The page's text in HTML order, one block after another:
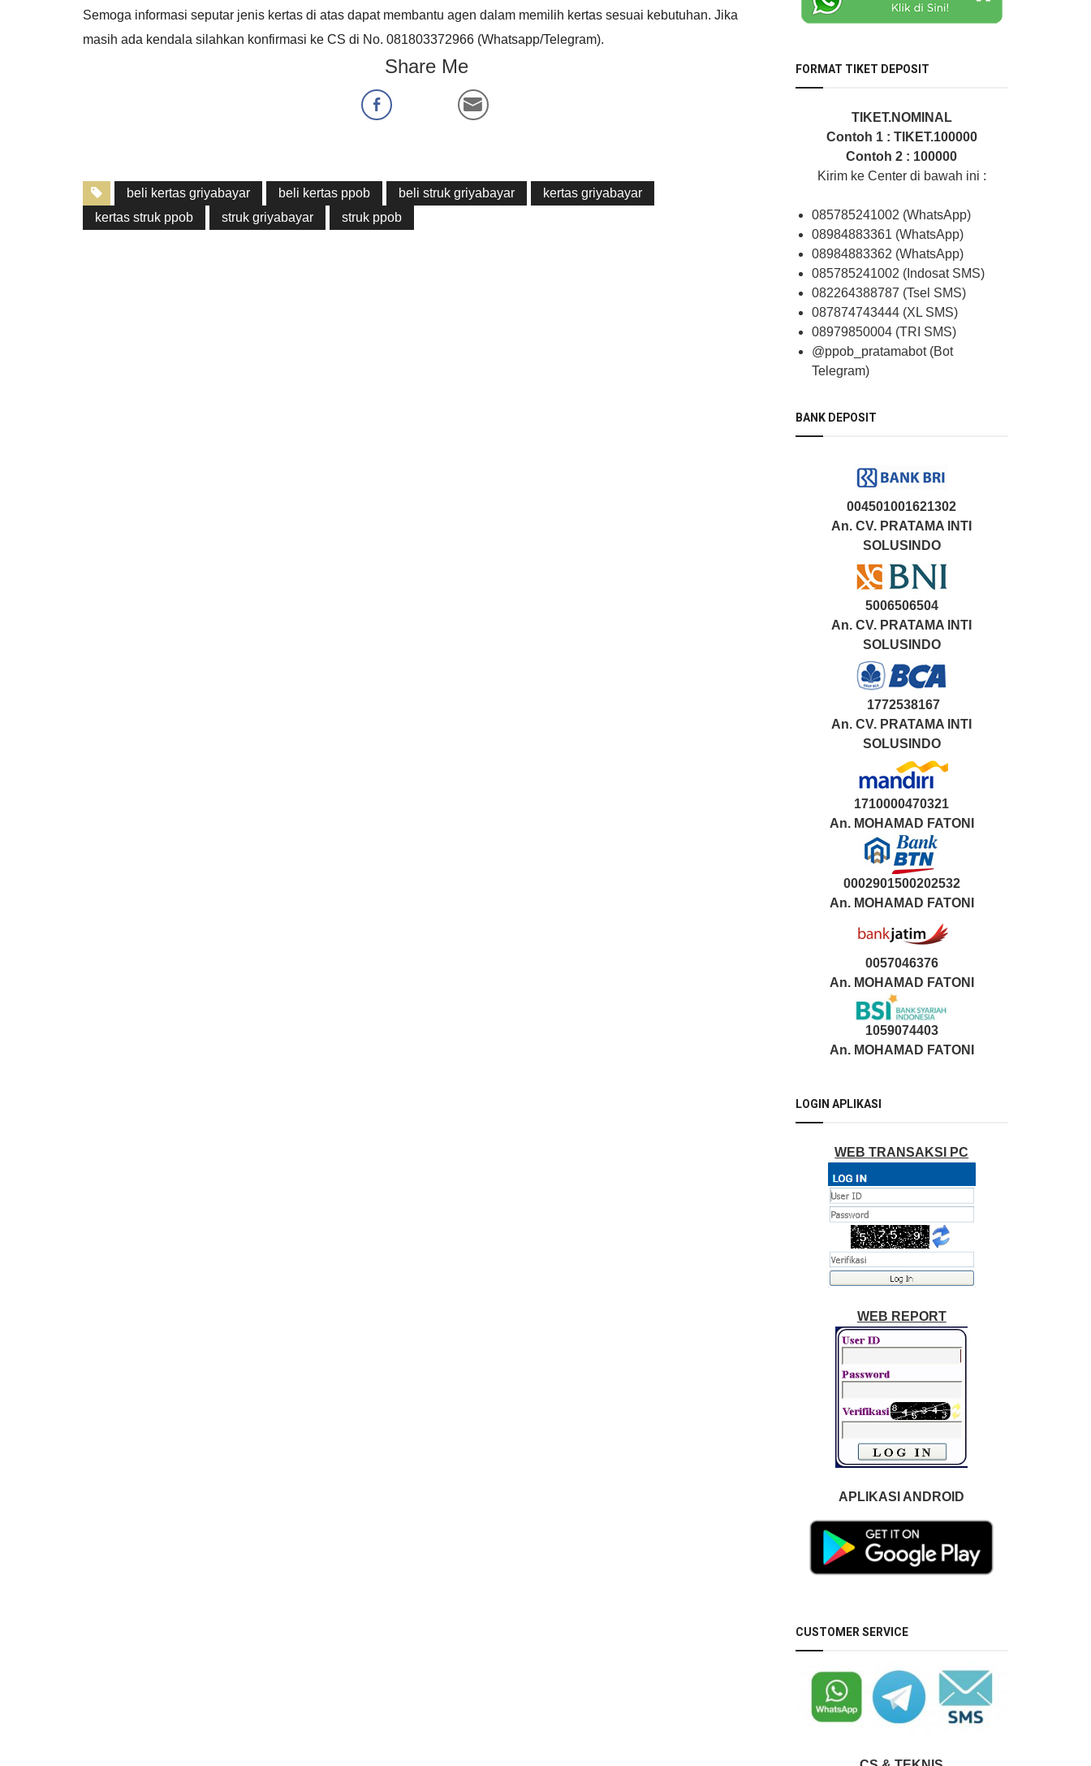
Semoga informasi seputar jenis kertas di atas dapat membantu agen dalam memilih kertas sesuai kebutuhan. Jika
masih ada kendala silahkan konfirmasi ke CS di No. 081803372966 (Whatsapp/Telegram).
Share Me
beli kertas griyabayar beli kertas ppob beli struk griyabayar
kertas griyabayar
kertas struk ppob
struk griyabayar struk ppob
FORMAT TIKET DEPOSIT
TIKET.NOMINAL
Contoh 1 : TIKET.100000
Contoh 2 : 100000
Kirim ke Center di bawah ini :
085785241002 (WhatsApp)
08984883361 (WhatsApp)
08984883362 (WhatsApp)
085785241002 (Indosat SMS)
082264388787 (Tsel SMS)
087874743444 (XL SMS)
08979850004 (TRI SMS)
@ppob_pratamabot (Bot
Telegram)
BANK DEPOSIT
004501001621302
An. CV. PRATAMA INTI
SOLUSINDO
5006506504
An. CV. PRATAMA INTI
SOLUSINDO
1772538167
An. CV. PRATAMA INTI
SOLUSINDO
1710000470321
An. MOHAMAD FATONI
0002901500202532
An. MOHAMAD FATONI
0057046376
An. MOHAMAD FATONI
1059074403
An. MOHAMAD FATONI
LOGIN APLIKASI
WEB TRANSAKSI PC
WEB REPORT
APLIKASI ANDROID
CUSTOMER SERVICE